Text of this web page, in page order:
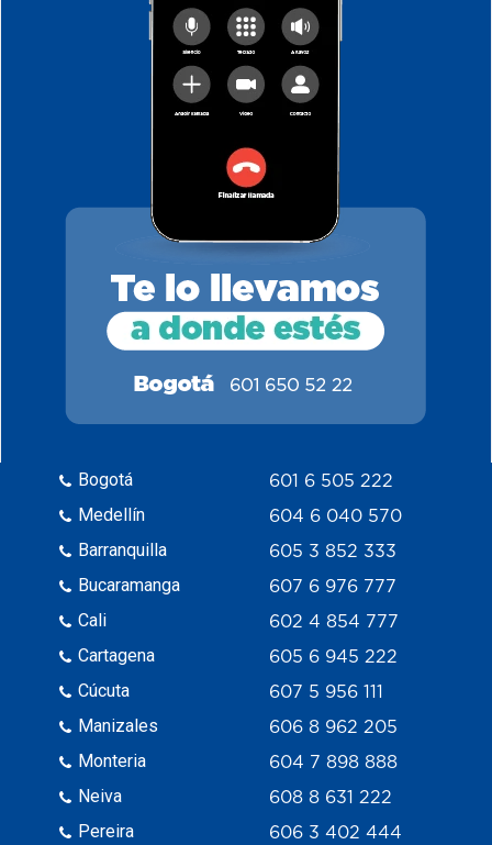
Bogotá
Medellín
Barranquilla
Bucaramanga
Cali
Cartagena
Cúcuta
Manizales
Monteria
Neiva
Pereira
601 6 505 222
604 6 040 570
605 3 852 333
607 6 976 777
602 4 854 777
605 6 945 222
607 5 956 111
606 8 962 205
604 7 898 888
608 8 631 222
606 3 402 444